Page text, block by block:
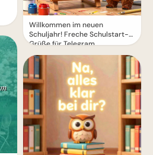
Willkommen im neuen
Schuljahr! Freche Schulstart-
Grüße für Telegram